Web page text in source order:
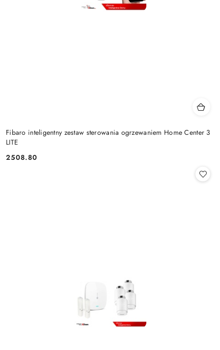
Fibaro inteligentny zestaw sterowania ogrzewaniem Home Center 3
LITE
Cena:
2508.80